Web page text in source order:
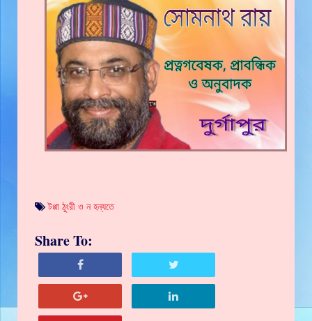
টপ্পা ঠুংরী ও ন হন্যতে
Share To: